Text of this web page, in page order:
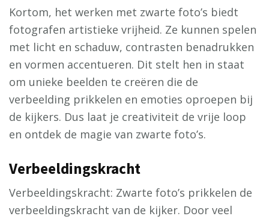
Kortom, het werken met zwarte foto’s biedt
fotografen artistieke vrijheid. Ze kunnen spelen
met licht en schaduw, contrasten benadrukken
en vormen accentueren. Dit stelt hen in staat
om unieke beelden te creëren die de
verbeelding prikkelen en emoties oproepen bij
de kijkers. Dus laat je creativiteit de vrije loop
en ontdek de magie van zwarte foto’s.
Verbeeldingskracht
Verbeeldingskracht: Zwarte foto’s prikkelen de
verbeeldingskracht van de kijker. Door veel